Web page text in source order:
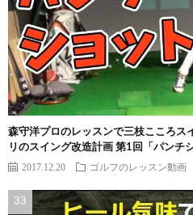
森守洋プロのレッスンで三枝こころス
リのスイング改造計画 第1回「パンチ
2017.12.20 ゴルフのレッスン動画